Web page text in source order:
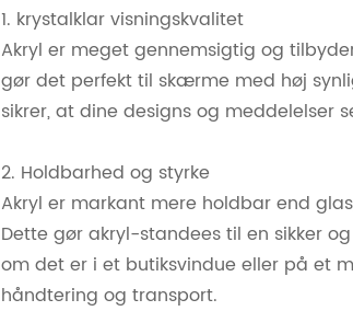
1. krystalklar visningskvalitet
Akryl er meget gennemsigtig og
gør det perfekt til skærme med høj
sikrer, at dine designs og meddelelser
2. Holdbarhed og styrke
Akryl er markant mere holdbar end
Dette gør akryl-standees til en sikker
om det er i et butiksvindue eller på et
håndtering og transport.